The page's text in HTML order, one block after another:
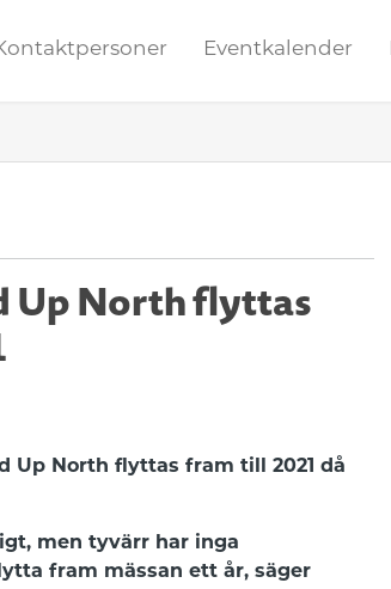
Eventkalender
Up North flyttas
Up North flyttas fram till 2021 då
men tyvärr har inga
fram mässan ett år, säger